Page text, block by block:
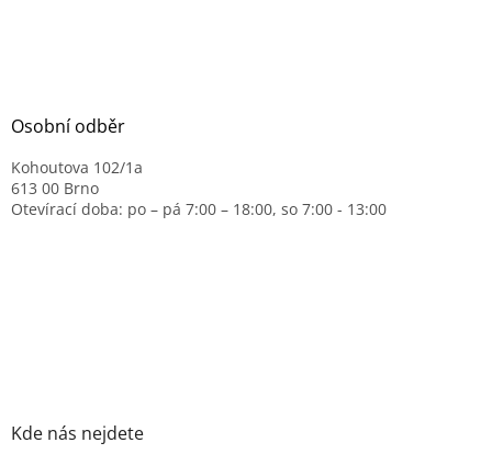
Osobní odběr
Kohoutova 102/1a
613 00 Brno
Otevírací doba: po – pá 7:00 – 18:00, so 7:00 - 13:00
Kde nás nejdete